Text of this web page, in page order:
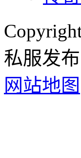
私服发
网站地图